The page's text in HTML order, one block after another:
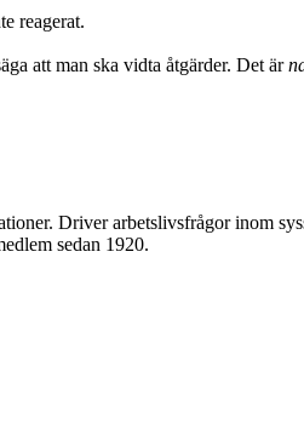
reagerat.
att man ska vidta åtgärder. Det är
Driver arbetslivsfrågor inom
sedan 1920.